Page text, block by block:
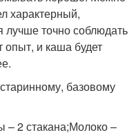
характерный,
лучше точно соблюдать
и каша будет
базовому
– 2 стакана;Молоко –